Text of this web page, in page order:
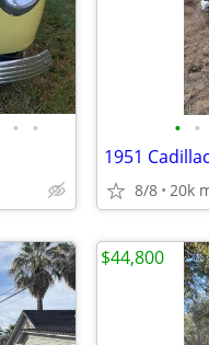
• • • •
1951
8/8 20k
$44,800